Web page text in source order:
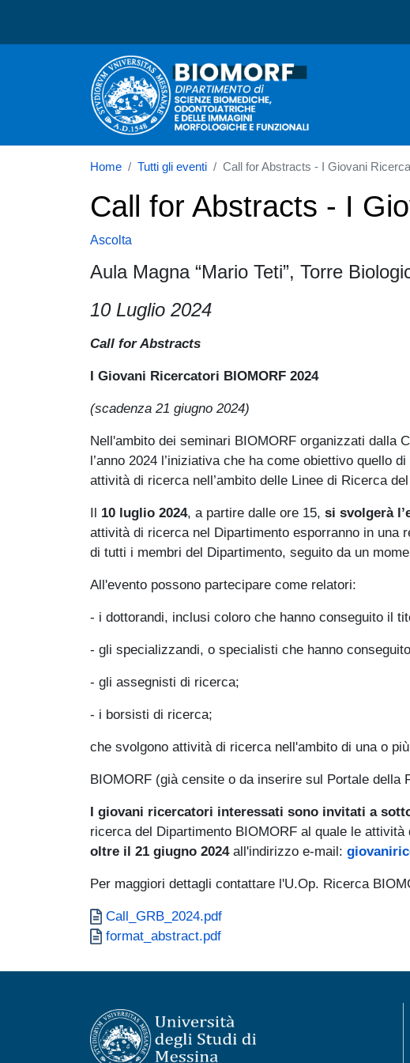
Dipartimento di Scienze
Home Tutti gli eventi Call for Abstracts - I Giovani
Call for Abstracts - I
Ascolta
Aula Magna “Mario Teti”, Torre
10 Luglio 2024
Call for Abstracts
I Giovani Ricercatori BIOMORF 2024
(scadenza 21 giugno 2024)
Nell'ambito dei seminari BIOMORF organizzati
l’anno 2024 l’iniziativa che ha come obiettivo
attività di ricerca nell’ambito delle Linee di Ricerca
Il 10 luglio 2024, a partire dalle ore 15, si svolgerà
attività di ricerca nel Dipartimento esporranno in una
di tutti i membri del Dipartimento, seguito da un
All'evento possono partecipare come relatori:
- i dottorandi, inclusi coloro che hanno conseguito il
- gli specializzandi, o specialisti che hanno
- gli assegnisti di ricerca;
- i borsisti di ricerca;
che svolgono attività di ricerca nell'ambito di una o
BIOMORF (già censite o da inserire sul Portale della
I giovani ricercatori interessati sono invitati a
ricerca del Dipartimento BIOMORF al quale le
oltre il 21 giugno 2024 all'indirizzo e-mail:
Per maggiori dettagli contattare l'U.Op. Ricerca
Documento
Call_GRB_2024.pdf
Documento
format_abstract.pdf